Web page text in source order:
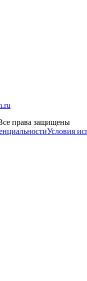
права защищены
Условия